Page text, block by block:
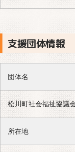
支援団体情報
団体名
松川町社会福祉協議
所在地